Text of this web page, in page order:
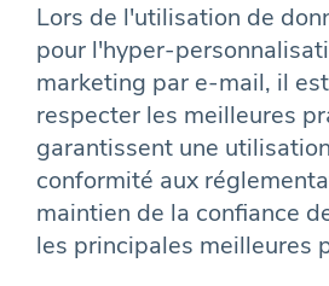
Lors de l'utilisation de
pour l'hyper-
marketing par e-mail, il
respecter les meilleures
garantissent une
conformité aux
maintien de la confiance
les principales meilleures